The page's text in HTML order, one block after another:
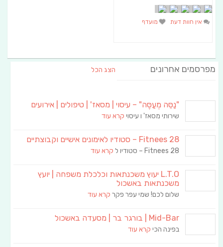
אין חוות דעת מועדף
מפרסמים אחרונים הצג הכל
"נַסֵּה מְעַסֶּה" – עיסוי | מסאז' | טיפולים | אירועים
שירותי מסאז' ו עיסוי קרא עוד
Fitnees 28 – סטודיו לאימונים אישיים וקבוצתיים
Fitnees 28 – סטודיו ל קרא עוד
L.T.O יעוץ משכנתאות וכלכלת משפחה | יועץ
משכנתאות באשכול
שלום לכם! שמי עפר פקר קרא עוד
Mid-Bar | בורגר בר | מסעדה באשכול
בפינה הכי קרא עוד